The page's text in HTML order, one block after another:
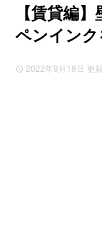
【賃貸編
ペンイン
2022年9月18日 更